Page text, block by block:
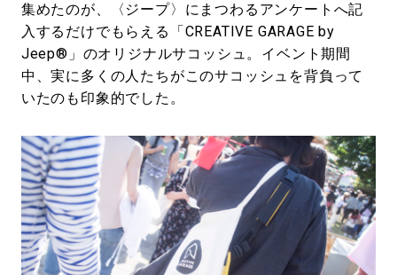
集めたのが、〈ジープ〉にまつわるアンケートへ記
入するだけでもらえる「CREATIVE GARAGE by
Jeep®」のオリジナルサコッシュ。イベント期間
中、実に多くの人たちがこのサコッシュを背負って
いたのも印象的でした。